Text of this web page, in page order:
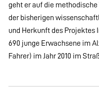
geht er auf die
der bisherigen
und Herkunft des Projektes
690 junge Erwachsene im
Fahrer) im Jahr 2010 im